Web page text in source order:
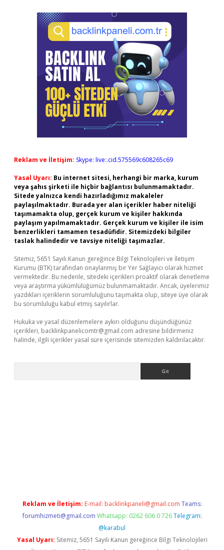
Reklam ve İletişim: Skype: live:.cid.575569c608265c69
Yasal Uyarı: Bu internet sitesi, herhangi bir marka, kurum
veya şahıs şirketi ile hiçbir bağlantısı bulunmamaktadır.
Sitede yalnızca kendi hazırladığımız makaleler
paylaşılmaktadır. Burada yer alan içerikler haber niteliği
taşımamakta olup, gerçek kurum ve kişiler hakkında
paylaşım yapılmamaktadır. Gerçek kurum ve kişiler ile isim
benzerlikleri tamamen tesadüfidir. Sitemizdeki bilgiler
taslak halindedir ve tavsiye niteliği taşımazlar.
Sitemiz, 5651 Sayılı Kanun gereğince Bilgi Teknolojileri ve İletişim
Kurumu (BTK) tarafından onaylanmış bir Yer Sağlayıcı olarak hizmet
vermektedir. Bu nedenle, sitedeki içerikleri proaktif olarak denetleme
veya araştırma yükümlülüğümüz bulunmamaktadır. Ancak, üyelerimiz
yazdıkları içeriklerin sorumluluğunu taşımakta olup, siteye üye olarak
bu sorumluluğu kabul etmiş sayılırlar.
Hukuka ve yasal düzenlemelere aykırı olduğunu düşündüğünüz
içerikleri, backlinkpanelicomtr@gmail.com adresine bildirmeniz
halinde, ilgili içerikler yasal süre içerisinde sitemizden kaldırılacaktır.
Reklam ve İletişim: E-mail: backlinkpaneli@gmail.com Teams:
forumhizmeti@gmail.com Whatsapp: 0262 606 0 726 Telegram:
@karabul
Yasal Uyarı: Sitemiz, 5651 Sayılı Kanun gereğince Bilgi Teknolojileri